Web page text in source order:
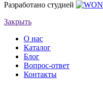
Разработано студией
Закрыть
О нас
Каталог
Блог
Вопрос-ответ
Контакты